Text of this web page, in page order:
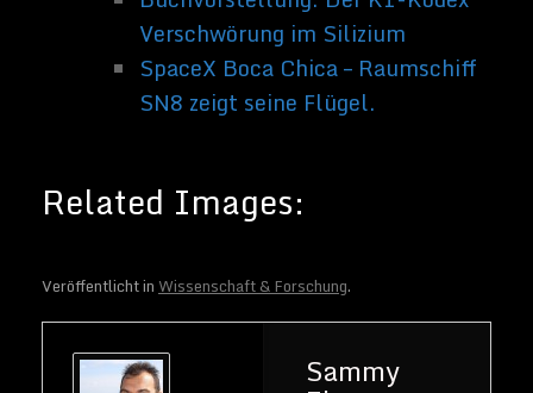
Veröffentlicht in Wissenschaft & Forschung.